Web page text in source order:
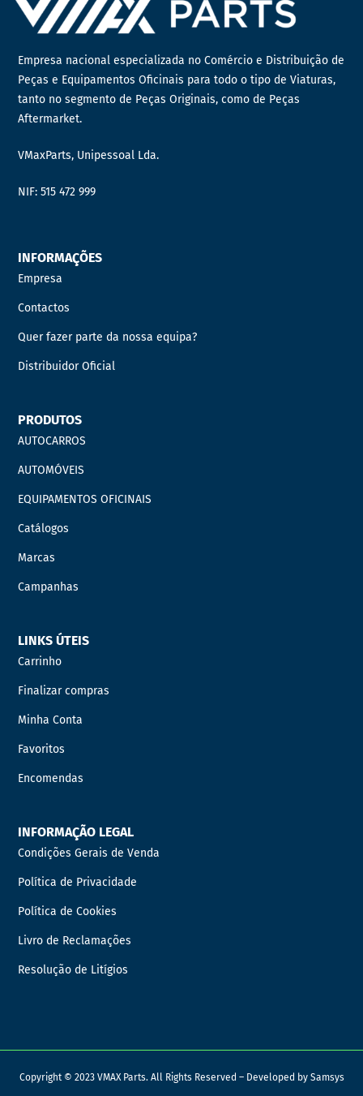
Empresa nacional especializada no Comércio e Distribuição de
Peças e Equipamentos Oficinais para todo o tipo de Viaturas,
tanto no segmento de Peças Originais, como de Peças
Aftermarket.
VMaxParts, Unipessoal Lda.
NIF: 515 472 999
INFORMAÇÕES
Empresa
Contactos
Quer fazer parte da nossa equipa?
Distribuidor Oficial
PRODUTOS
AUTOCARROS
AUTOMÓVEIS
EQUIPAMENTOS OFICINAIS
Catálogos
Marcas
Campanhas
LINKS ÚTEIS
Carrinho
Finalizar compras
Minha Conta
Favoritos
Encomendas
INFORMAÇÃO LEGAL
Condições Gerais de Venda
Política de Privacidade
Política de Cookies
Livro de Reclamações
Resolução de Litígios
Copyright © 2023 VMAX Parts. All Rights Reserved – Developed by Samsys